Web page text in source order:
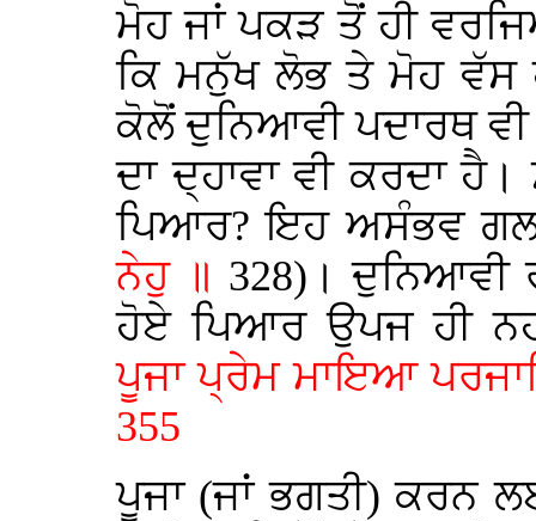
ਮੋਹ ਜਾਂ ਪਕੜ ਤੋਂ ਹੀ
ਕਿ ਮਨੁੱਖ ਲੋਭ ਤੇ ਮੋਹ
ਕੋਲੋਂ ਦੁਨਿਆਵੀ ਪਦਾਰਥ
ਦਾ ਦ੍ਹਾਵਾ ਵੀ ਕਰਦਾ
ਪਿਆਰ? ਇਹ ਅਸੰਭਵ
ਨੇਹੁ ॥ 328)। ਦੁਨਿਆਵੀ
ਹੋਏ ਪਿਆਰ ਉਪਜ ਹੀ
ਪੂਜਾ ਪ੍ਰੇਮ ਮਾਇਆ
355
ਪੂਜਾ (ਜਾਂ ਭਗਤੀ) ਕਰਨ